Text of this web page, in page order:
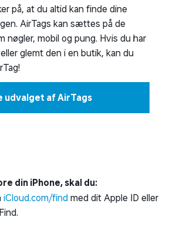
på, at du altid kan finde dine
AirTags kan sættes på de
nøgler, mobil og pung. Hvis du har
glemt den i en butik, kan du
udvalget af AirTags
din iPhone, skal du:
iCloud.com/find med dit Apple ID eller